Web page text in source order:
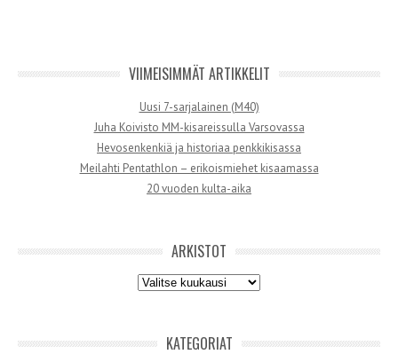
VIIMEISIMMÄT ARTIKKELIT
Uusi 7-sarjalainen (M40)
Juha Koivisto MM-kisareissulla Varsovassa
Hevosenkenkiä ja historiaa penkkikisassa
Meilahti Pentathlon – erikoismiehet kisaamassa
20 vuoden kulta-aika
ARKISTOT
Arkistot
KATEGORIAT